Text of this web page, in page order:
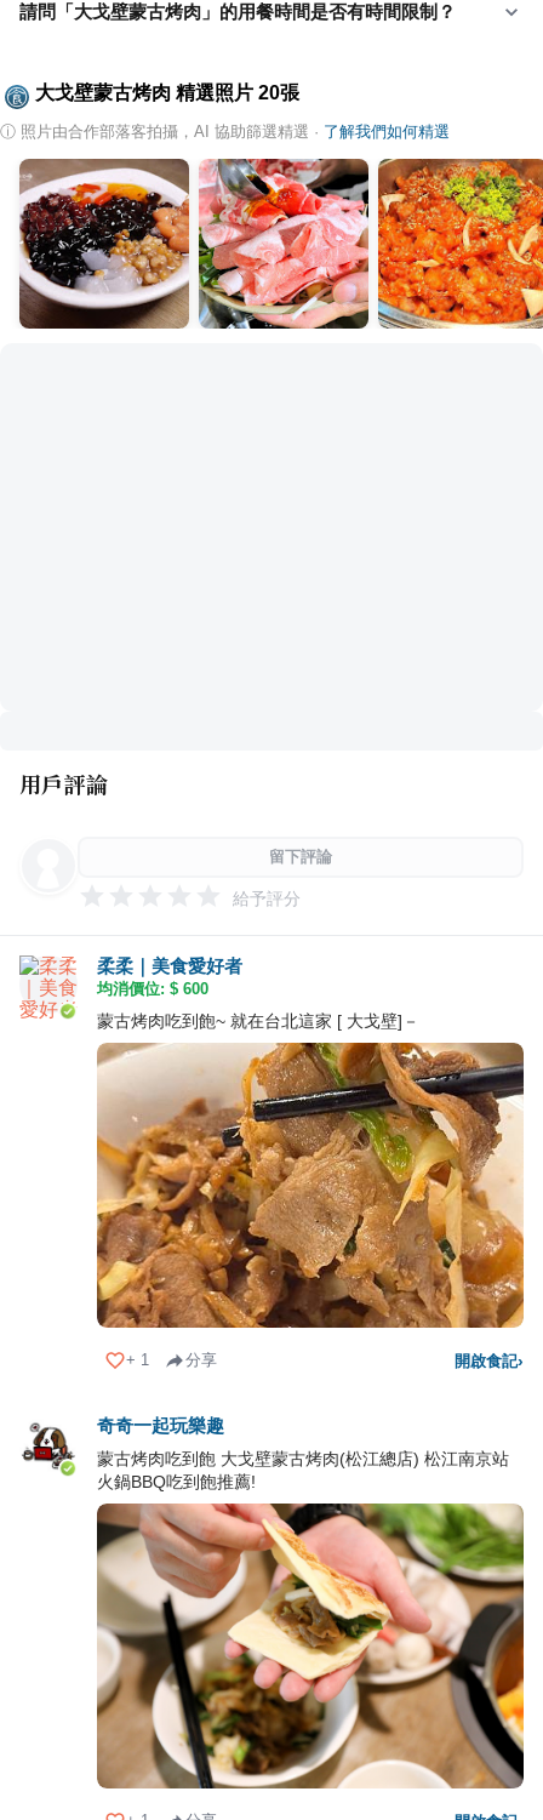
請問「大戈壁蒙古烤肉」的用餐時間是否有時間限制？
大戈壁蒙古烤肉 精選照片 20張
ⓘ 照片由合作部落客拍攝，AI 協助篩選精選 · 了解我們如何精選
用戶評論
留下評論
給予評分
柔柔｜美食愛好者
均消價位: $ 600
蒙古烤肉吃到飽~ 就在台北這家 [ 大戈壁]－
+ 1 分享 開啟食記›
奇奇一起玩樂趣
蒙古烤肉吃到飽 大戈壁蒙古烤肉(松江總店) 松江南京站
火鍋BBQ吃到飽推薦!